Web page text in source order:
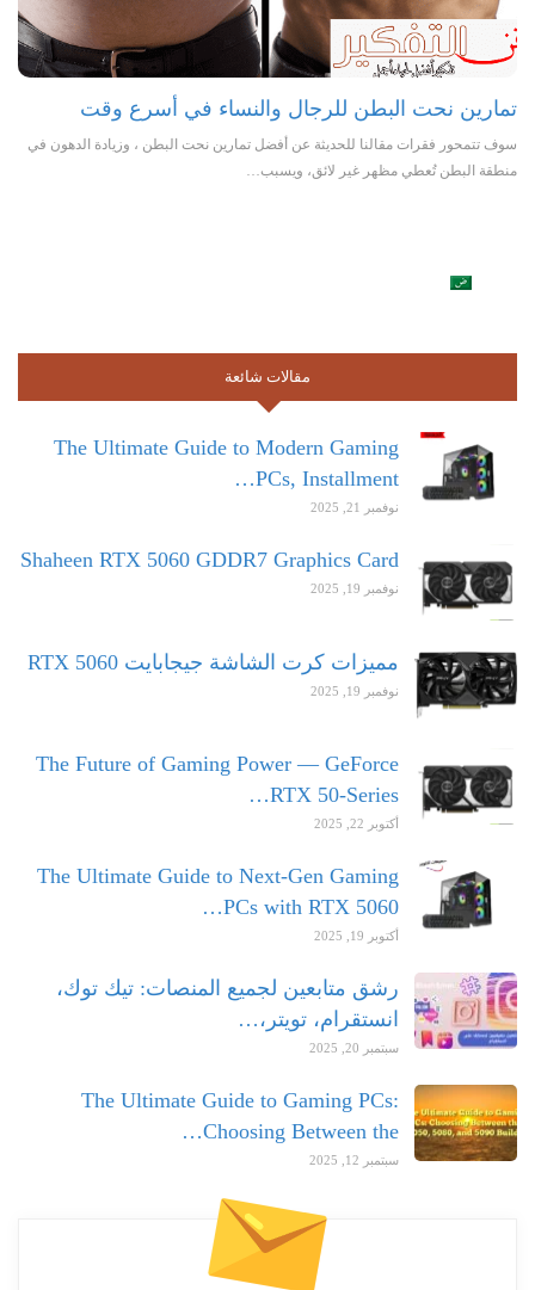
تمارين نحت البطن للرجال والنساء في أسرع وقت
سوف تتمحور فقرات مقالنا للحديثة عن أفضل تمارين نحت البطن ، وزيادة الدهون في
منطقة البطن تُعطي مظهر غير لائق، ويسبب…
مقالات شائعة
The Ultimate Guide to Modern Gaming
PCs, Installment…
نوفمبر 21, 2025
Shaheen RTX 5060 GDDR7 Graphics Card
نوفمبر 19, 2025
مميزات كرت الشاشة جيجابايت RTX 5060
نوفمبر 19, 2025
The Future of Gaming Power — GeForce
RTX 50-Series…
أكتوبر 22, 2025
The Ultimate Guide to Next-Gen Gaming
PCs with RTX 5060…
أكتوبر 19, 2025
رشق متابعين لجميع المنصات: تيك توك،
انستقرام، تويتر،…
سبتمبر 20, 2025
The Ultimate Guide to Gaming PCs:
Choosing Between the…
سبتمبر 12, 2025